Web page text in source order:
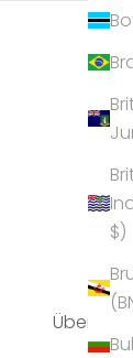
$)
Über Uns